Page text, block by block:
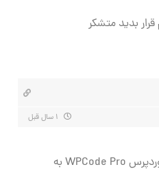
افزونه قطعه کدهای سفارشی وردپرس WPCode Pro به